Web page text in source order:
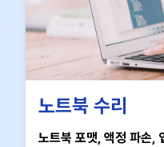
노트북 수리
노트북 포맷, 액정 파손,